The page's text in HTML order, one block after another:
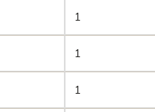
1
1
1